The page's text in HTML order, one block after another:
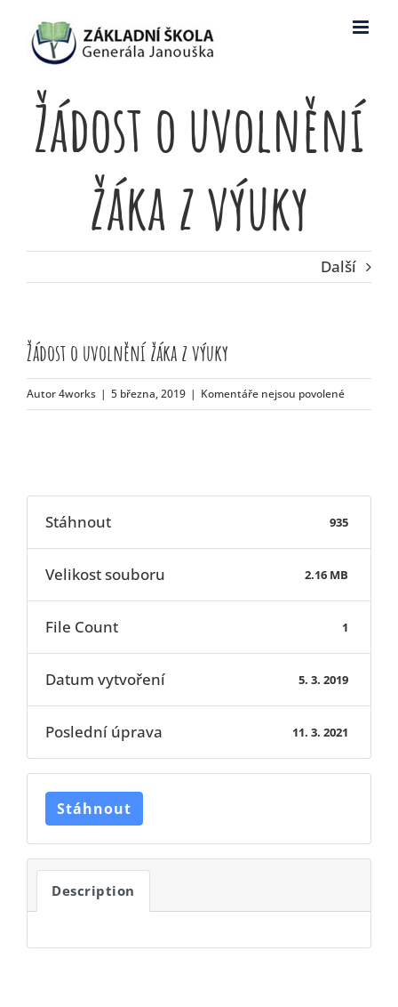
Žádost o uvolnění
žáka z výuky
Další
Žádost o uvolnění žáka z výuky
Autor4works | 5 března, 2019 | Komentáře nejsou povolenéu
textu
o uvolnění
žáka
Stáhnout 935
Velikost souboru 2.16 MB
File Count 1
Datum vytvoření 5. 3. 2019
Poslední úprava 11. 3. 2021
Stáhnout
Description